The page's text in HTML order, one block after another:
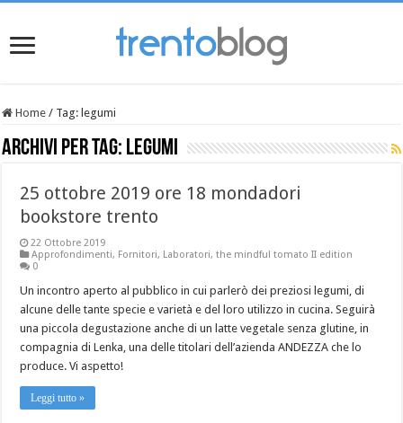
Home / Tag:legumi
Archivi per tag: legumi
25 ottobre 2019 ore 18 mondadori
bookstore trento
22 Ottobre 2019
Approfondimenti, Fornitori, Laboratori,the mindful tomato II edition
0
Un incontro aperto al pubblico in cui parlerò dei preziosi legumi, di
alcune delle tante specie e varietà e del loro utilizzo in cucina. Seguirà
una piccola degustazione anche di un latte vegetale senza glutine, in
compagnia di Lenka, una delle titolari dell’azienda ANDEZZA che lo
produce. Vi aspetto!
Leggi tutto »